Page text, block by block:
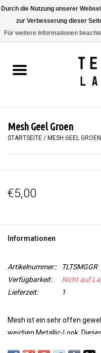
BÜCHER
MALEN
WORKSHOPS
Mesh Geel Groen
STARTSEITE / MESH GEEL GROEN
€5,00
Informationen
Artikelnummer::
TLTSMGGR
Verfügbarkeit:
Nicht auf
Lieferzeit:
1
Mesh ist ein sehr offen
weichen Metallic-Look.
Durch die Nutzung unserer
zur Verbesserung dieser
Für weitere Informationen